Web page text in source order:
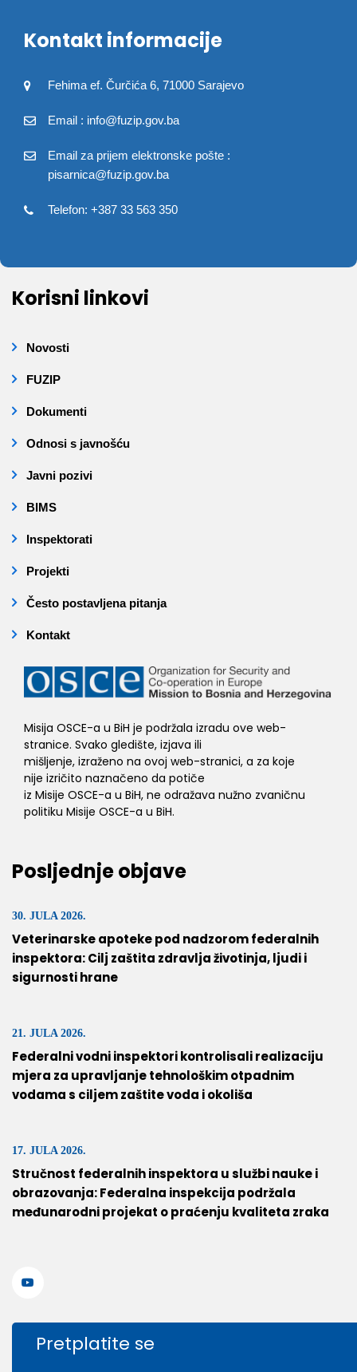
Kontakt informacije
Fehima ef. Čurčića 6, 71000 Sarajevo
Email : info@fuzip.gov.ba
Email za prijem elektronske pošte :
pisarnica@fuzip.gov.ba
Telefon: +387 33 563 350
Korisni linkovi
Novosti
FUZIP
Dokumenti
Odnosi s javnošću
Javni pozivi
BIMS
Inspektorati
Projekti
Često postavljena pitanja
Kontakt
Misija OSCE-a u BiH je podržala izradu ove web-
stranice. Svako gledište, izjava ili
mišljenje, izraženo na ovoj web-stranici, a za koje
nije izričito naznačeno da potiče
iz Misije OSCE-a u BiH, ne odražava nužno zvaničnu
politiku Misije OSCE-a u BiH.
Posljednje objave
30. JULA 2026.
Veterinarske apoteke pod nadzorom federalnih
inspektora: Cilj zaštita zdravlja životinja, ljudi i
sigurnosti hrane
21. JULA 2026.
Federalni vodni inspektori kontrolisali realizaciju
mjera za upravljanje tehnološkim otpadnim
vodama s ciljem zaštite voda i okoliša
17. JULA 2026.
Stručnost federalnih inspektora u službi nauke i
obrazovanja: Federalna inspekcija podržala
međunarodni projekat o praćenju kvaliteta zraka
Pretplatite se